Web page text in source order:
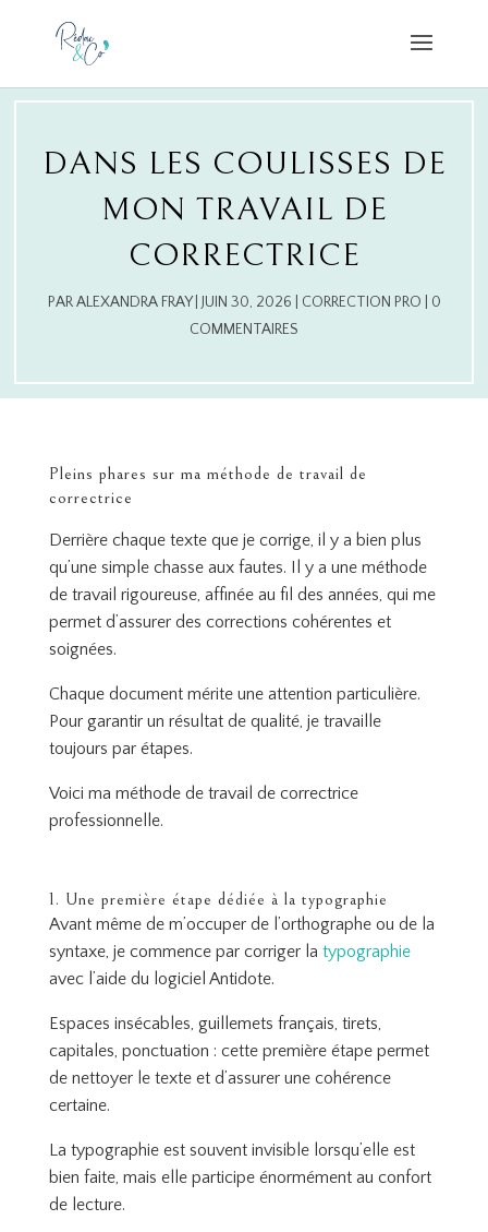
DANS LES COULISSES DE
MON TRAVAIL DE
CORRECTRICE
PARALEXANDRA FRAY| JUIN 30, 2026 CORRECTION PRO
0
COMMENTAIRES
Pleins phares sur ma méthode de travail de
correctrice
Derrière chaque texte que je corrige, il y a bien plus
qu’une simple chasse aux fautes. Il y a une méthode
de travail rigoureuse, affinée au fil des années, qui me
permet d’assurer des corrections cohérentes et
soignées.
Chaque document mérite une attention particulière.
Pour garantir un résultat de qualité, je travaille
toujours par étapes.
Voici ma méthode de travail de correctrice
professionnelle.
1. Une première étape dédiée à la typographie
Avant même de m’occuper de l’orthographe ou de la
syntaxe, je commence par corriger la typographie
avec l’aide du logiciel Antidote.
Espaces insécables, guillemets français, tirets,
capitales, ponctuation : cette première étape permet
de nettoyer le texte et d’assurer une cohérence
certaine.
La typographie est souvent invisible lorsqu’elle est
bien faite, mais elle participe énormément au confort
de lecture.